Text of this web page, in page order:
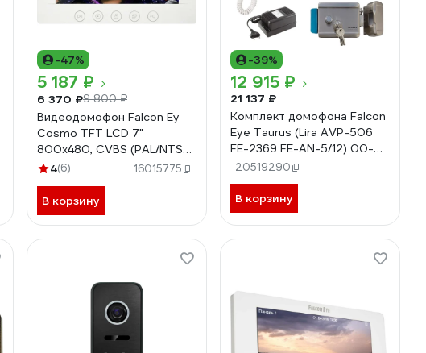
-47%
5 187 ₽
6 370 ₽9 800 ₽
Видеодомофон Falcon Ey
Cosmo TFT LCD 7"
800x480, CVBS (PAL/NTSC)
00-00182797
4(6) 16015775
В корзину
-39%
12 915 ₽
21 137 ₽
Комплект домофона Falcon
Eye Taurus (Lira AVP-506
FE-2369 FE-AN-5/12) 00-
00190821
20519290
В корзину